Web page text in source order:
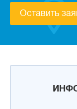
Оставить